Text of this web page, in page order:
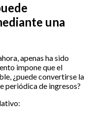
una
apenas ha sido
impone que el
¿puede convertirse la
periódica de ingresos?